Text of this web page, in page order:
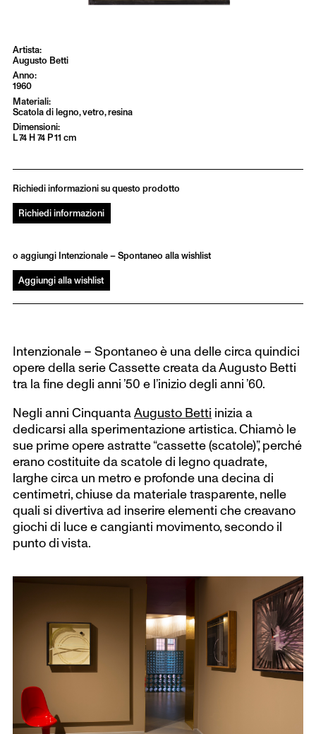
Augusto Betti
1960
Scatola di legno, vetro, resina
L 74 H 74 P 11 cm
Richiedi informazioni su questo prodotto
Richiedi informazioni
o aggiungi Intenzionale – Spontaneo alla wishlist
Aggiungi alla wishlist
Intenzionale – Spontaneo è una delle circa quindici
opere della serie Cassette creata da Augusto Betti
tra la fine degli anni ’50 e l’inizio degli anni ’60.
Negli anni CinquantaAugusto Betti inizia a
dedicarsi alla sperimentazione artistica. Chiamò le
sue prime opere astratte “cassette (scatole)”, perché
erano costituite da scatole di legno quadrate,
larghe circa un metro e profonde una decina di
centimetri, chiuse da materiale trasparente, nelle
quali si divertiva ad inserire elementi che creavano
giochi di luce e cangianti movimento, secondo il
punto di vista.